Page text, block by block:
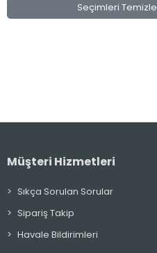
Cebel
Colgate
Dardanel
Derby
Doa
Seçimleri Temizle
Müşteri Hizmetleri
Sıkça Sorulan Sorular
Sipariş Takip
Havale Bildirimleri